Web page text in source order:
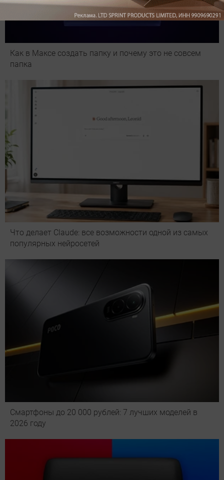
Как в Максе создать папку и почему это не совсем
папка
Что делает Сlaude: все возможности одной из самых
популярных нейросетей
Смартфоны до 20 000 рублей: 7 лучших моделей в
2026 году